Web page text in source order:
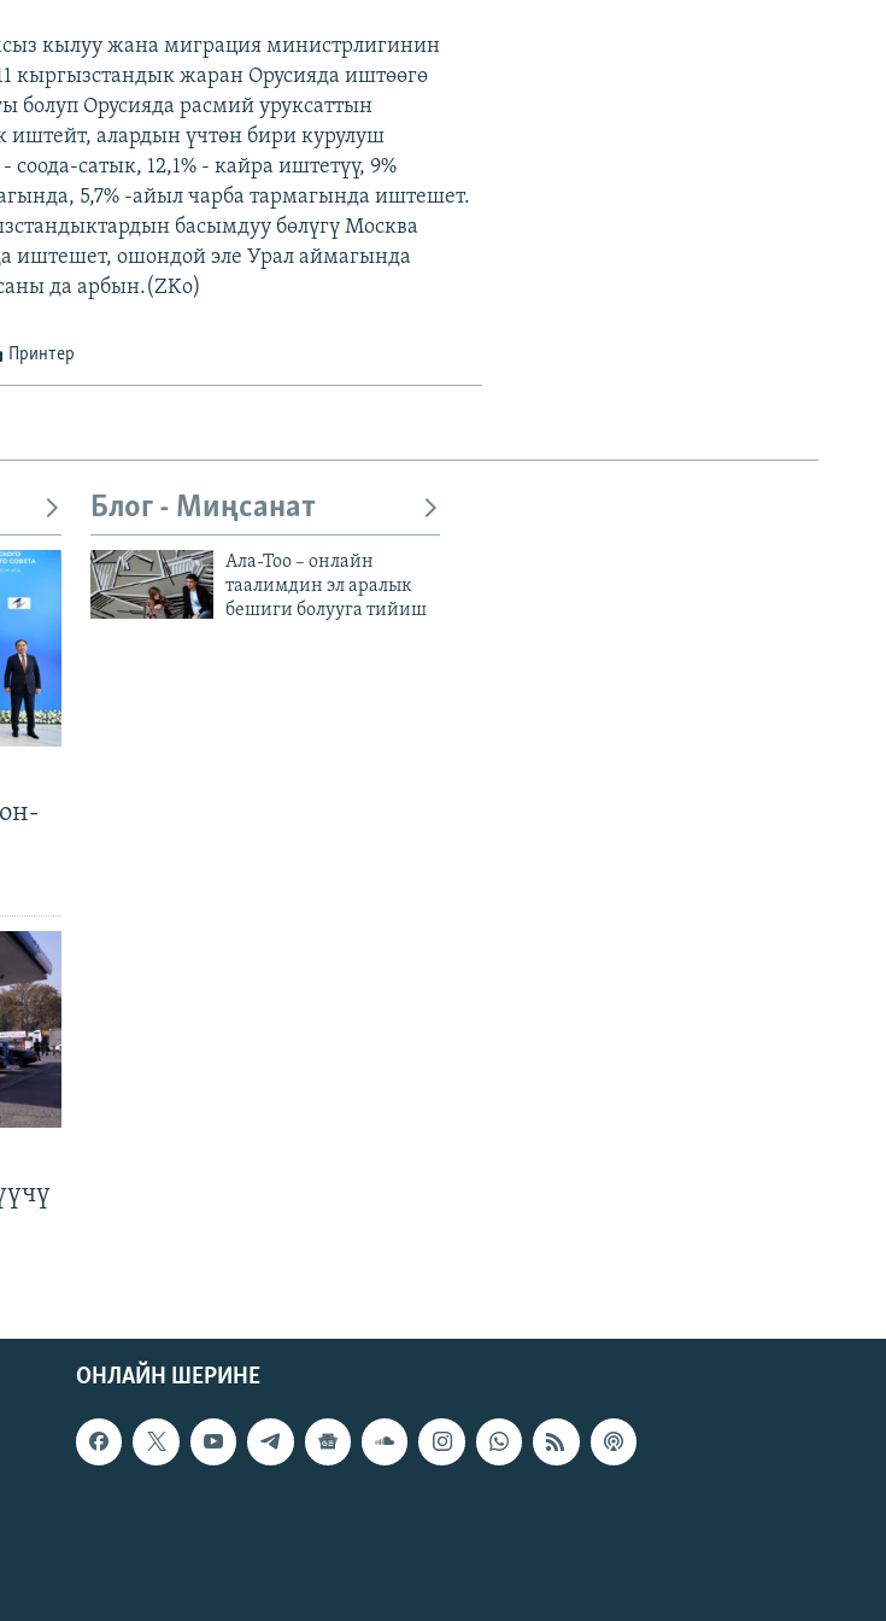
кылуу жана миграция министрлигинин
кыргызстандык жаран Орусияда иштөөгө
болуп Орусияда расмий уруксаттын
иштейт, алардын үчтөн бири курулуш
соода-сатык, 12,1% - кайра иштетүү, 9%
5,7% -айыл чарба тармагында иштешет.
басымдуу бөлүгү Москва
иштешет, ошондой эле Урал аймагында
да арбын.(ZKo)
Принтер
Блог - Миңсанат
Ала-Тоо – онлайн
таалимдин эл аралык
бешиги болууга тийиш
ОНЛАЙН ШЕРИНЕ